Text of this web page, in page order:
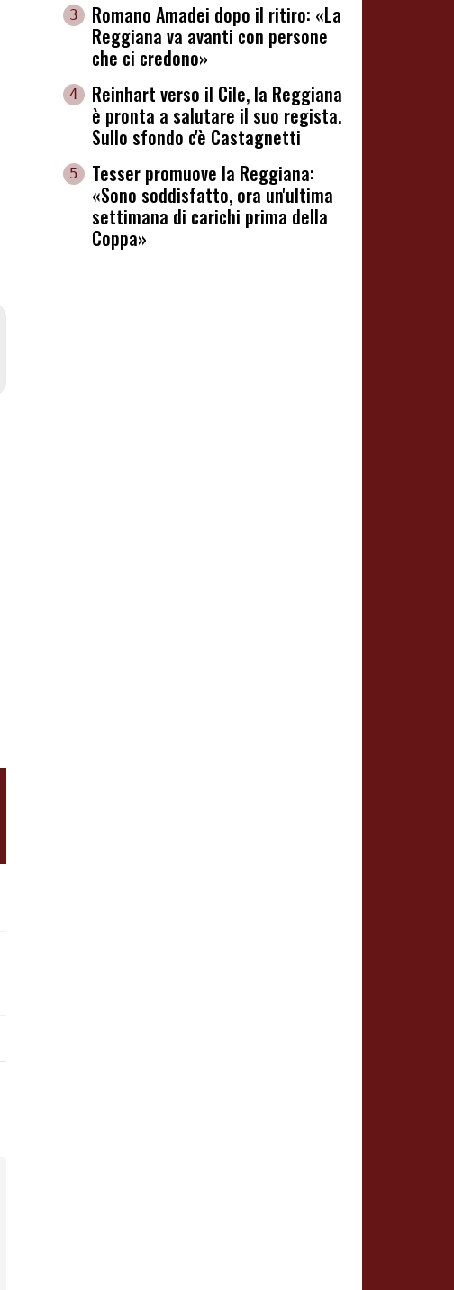
3
Romano Amadei dopo il ritiro: «La
Reggiana va avanti con persone
che ci credono»
4
Reinhart verso il Cile, la Reggiana
è pronta a salutare il suo regista.
Sullo sfondo c'è Castagnetti
5
Tesser promuove la Reggiana:
«Sono soddisfatto, ora un'ultima
settimana di carichi prima della
Coppa»